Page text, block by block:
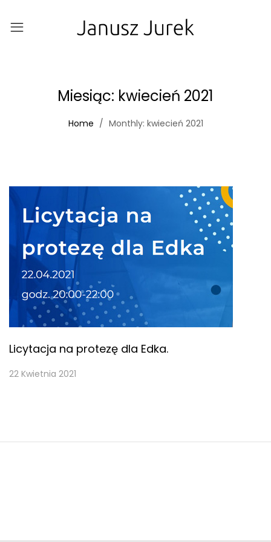
Miesiąc: kwiecień 2021
Home Monthly: kwiecień 2021
Licytacja na protezę dla Edka.
22 Kwietnia 2021